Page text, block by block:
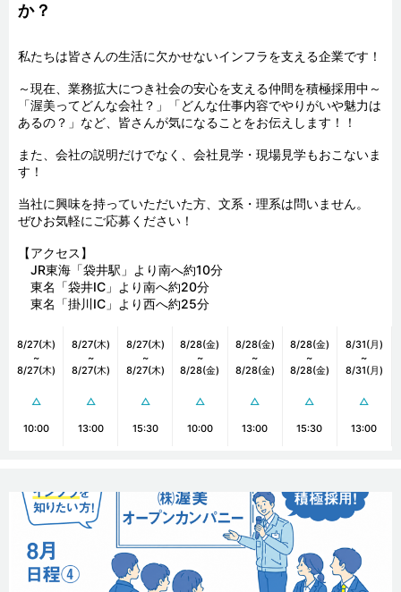
か？
私たちは皆さんの生活に欠かせないインフラを支える企業です！
～現在、業務拡大につき社会の安心を支える仲間を積極採用中～
「渥美ってどんな会社？」「どんな仕事内容でやりがいや魅力は
あるの？」など、皆さんが気になることをお伝えします！！
また、会社の説明だけでなく、会社見学・現場見学もおこないま
す！
当社に興味を持っていただいた方、文系・理系は問いません。
ぜひお気軽にご応募ください！
【アクセス】
JR東海「袋井駅」より南へ約10分
東名「袋井IC」より南へ約20分
東名「掛川IC」より西へ約25分
8/27(木)
~
8/27(木)
△
10:00
8/27(木)
~
8/27(木)
△
13:00
8/27(木)
~
8/27(木)
△
15:30
8/28(金)
~
8/28(金)
△
10:00
8/28(金)
~
8/28(金)
△
13:00
8/28(金)
~
8/28(金)
△
15:30
8/31(月)
~
8/31(月)
△
13:00